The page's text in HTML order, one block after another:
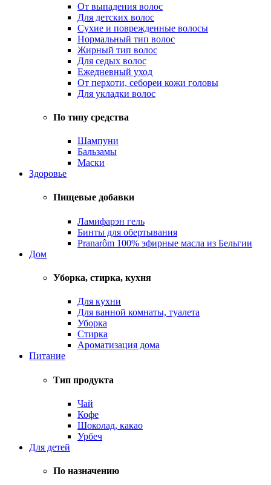
От выпадения волос
Для детских волос
Сухие и поврежденные волосы
Нормальный тип волос
Жирный тип волос
Для седых волос
Ежедневный уход
От перхоти, себореи кожи головы
Для укладки волос
По типу средства
Шампуни
Бальзамы
Маски
Здоровье
Пищевые добавки
Ламифарэн гель
Бинты для обертывания
Pranarôm 100% эфирные масла из Бельгии
Дом
Уборка, стирка, кухня
Для кухни
Для ванной комнаты, туалета
Уборка
Стирка
Ароматизация дома
Питание
Тип продукта
Чай
Кофе
Шоколад, какао
Урбеч
Для детей
По назначению